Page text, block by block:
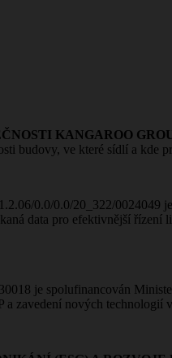
KANGAROO
budovy, ve které sídlí a kde
0.0/0.0/20_322/0024049
data pro efektivnější řízení
je spolufinancován
zavedení nových technologií